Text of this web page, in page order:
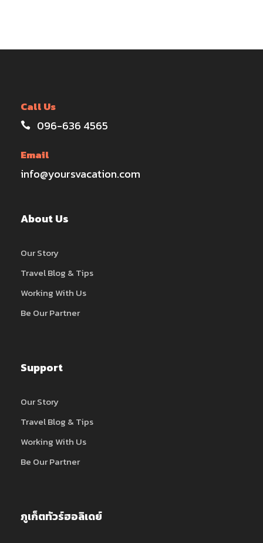
Call Us
096-636 4565
Email
info@yoursvacation.com
About Us
Our Story
Travel Blog & Tips
Working With Us
Be Our Partner
Support
Our Story
Travel Blog & Tips
Working With Us
Be Our Partner
ภูเก็ตทัวร์ฮอลิเดย์